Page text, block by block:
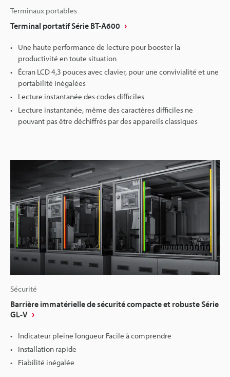
Terminaux portables
Terminal portatif Série BT-A600
Une haute performance de lecture pour booster la
productivité en toute situation
Écran LCD 4,3 pouces avec clavier, pour une convivialité et une
portabilité inégalées
Lecture instantanée des codes difficiles
Lecture instantanée, même des caractères difficiles ne
pouvant pas être déchiffrés par des appareils classiques
Sécurité
Barrière immatérielle de sécurité compacte et robuste Série
GL-V
Indicateur pleine longueur Facile à comprendre
Installation rapide
Fiabilité inégalée